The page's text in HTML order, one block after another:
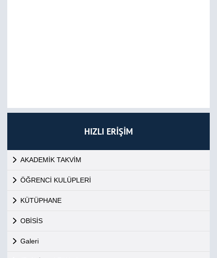
HIZLI ERİŞİM
AKADEMİK TAKVİM
ÖĞRENCİ KULÜPLERİ
KÜTÜPHANE
OBİSİS
Galeri